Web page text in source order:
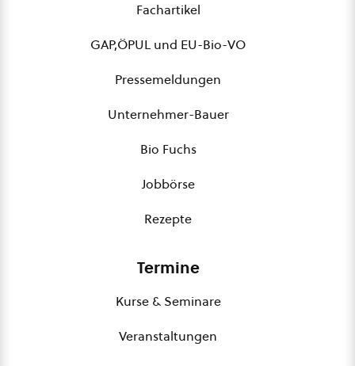
Fachartikel
GAP,ÖPUL und EU-Bio-VO
Pressemeldungen
Unternehmer-Bauer
Bio Fuchs
Jobbörse
Rezepte
Termine
Kurse & Seminare
Veranstaltungen